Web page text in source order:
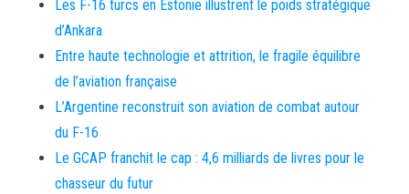
Les F-16 turcs en Estonie illustrent le poids stratégique
d’Ankara
Entre haute technologie et attrition, le fragile équilibre
de l’aviation française
L’Argentine reconstruit son aviation de combat autour
du F-16
Le GCAP franchit le cap : 4,6 milliards de livres pour le
chasseur du futur